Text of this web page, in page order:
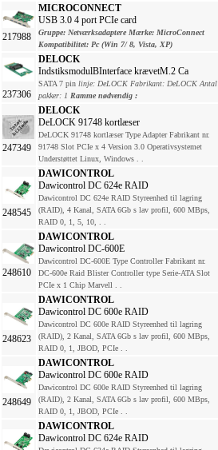
217988
MICROCONNECT
USB 3.0 4 port PCIe card
Gruppe: Netværksadaptere Mærke: MicroConnect
Kompatibilitet: Pc (Win 7/ 8, Vista, XP)
237306
DELOCK
IndstiksmodulBInterface krævetM.2 Ca
SATA 7 pin linje: DeLOCK Fabrikant: DeLOCK Antal
pakker: 1 Ramme nødvendig :
247349
DELOCK
DeLOCK 91748 kortlæser
DeLOCK 91748 kortlæser Type Adapter Fabrikant nr.
91748 Slot PCIe x 4 Version 3.0 Operativsystemet
Understøttet Linux, Windows . .
248545
DAWICONTROL
Dawicontrol DC 624e RAID
Dawicontrol DC 624e RAID Styreenhed til lagring
(RAID), 4 Kanal, SATA 6Gb s lav profil, 600 MBps,
RAID 0, 1, 5, 10, . .
248610
DAWICONTROL
Dawicontrol DC-600E
Dawicontrol DC-600E Type Controller Fabrikant nr.
DC-600e Raid Blister Controller type Serie-ATA Slot
PCIe x 1 Chip Marvell . .
248623
DAWICONTROL
Dawicontrol DC 600e RAID
Dawicontrol DC 600e RAID Styreenhed til lagring
(RAID), 2 Kanal, SATA 6Gb s lav profil, 600 MBps,
RAID 0, 1, JBOD, PCIe . .
248649
DAWICONTROL
Dawicontrol DC 600e RAID
Dawicontrol DC 600e RAID Styreenhed til lagring
(RAID), 2 Kanal, SATA 6Gb s lav profil, 600 MBps,
RAID 0, 1, JBOD, PCIe . .
DAWICONTROL
Dawicontrol DC 624e RAID